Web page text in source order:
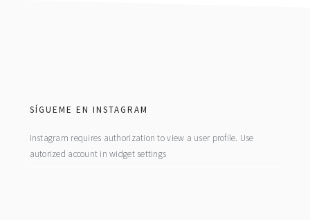
SÍGUEME EN INSTAGRAM
Instagram requires authorization to view a user profile. Use
autorized account in widget settings